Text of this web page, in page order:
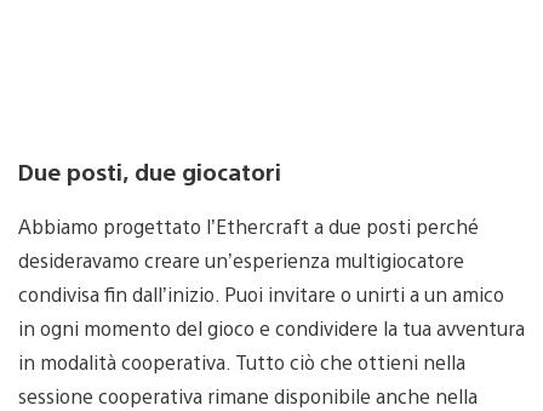
Due posti, due giocatori
Abbiamo progettato l’Ethercraft a due posti perché
desideravamo creare un’esperienza multigiocatore
condivisa fin dall’inizio. Puoi invitare o unirti a un amico
in ogni momento del gioco e condividere la tua avventura
in modalità cooperativa. Tutto ciò che ottieni nella
sessione cooperativa rimane disponibile anche nella